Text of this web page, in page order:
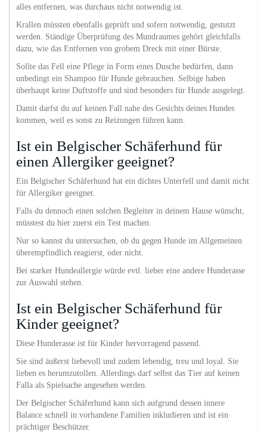
alles entfernen, was durchaus nicht notwendig ist.
Krallen müssten ebenfalls geprüft und sofern notwendig, gestutzt
werden. Ständige Überprüfung des Mundraumes gehört gleichfalls
dazu, wie das Entfernen von grobem Dreck mit einer Bürste.
Sollte das Fell eine Pflege in Form eines Dusche bedürfen, dann
unbedingt ein Shampoo für Hunde gebrauchen. Selbige haben
überhaupt keine Duftstoffe und sind besonders für Hunde ausgelegt.
Damit darfst du auf keinen Fall nahe des Gesichts deines Hundes
kommen, weil es sonst zu Reizungen führen kann.
Ist ein Belgischer Schäferhund für
einen Allergiker geeignet?
Ein Belgischer Schäferhund hat ein dichtes Unterfell und damit nicht
für Allergiker geeignet.
Falls du dennoch einen solchen Begleiter in deinem Hause wünscht,
müsstest du hier zuerst ein Test machen.
Nur so kannst du untersuchen, ob du gegen Hunde im Allgemeinen
überempfindlich reagierst, oder nicht.
Bei starker Hundeallergie würde evtl. lieber eine andere Hunderasse
zur Auswahl stehen.
Ist ein Belgischer Schäferhund für
Kinder geeignet?
Diese Hunderasse ist für Kinder hervorragend passend.
Sie sind äußerst liebevoll und zudem lebendig, treu und loyal. Sie
lieben es herumzutollen. Allerdings darf selbst das Tier auf keinen
Falla als Spielsache angesehen werden.
Der Belgischer Schäferhund kann sich aufgrund dessen innere
Balance schnell in vorhandene Familien inkludieren und ist ein
prächtiger Beschützer.